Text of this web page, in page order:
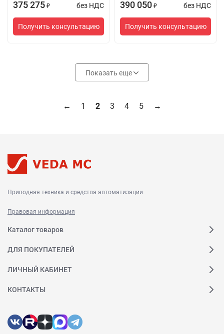
375 275 ₽ без НДС
Получить консультацию
390 050 ₽ без НДС
Получить консультацию
Показать еще
← 1 2 3 4 5 →
Приводная техника и средства автоматизации
Правовая информация
Каталог товаров
ДЛЯ ПОКУПАТЕЛЕЙ
ЛИЧНЫЙ КАБИНЕТ
КОНТАКТЫ